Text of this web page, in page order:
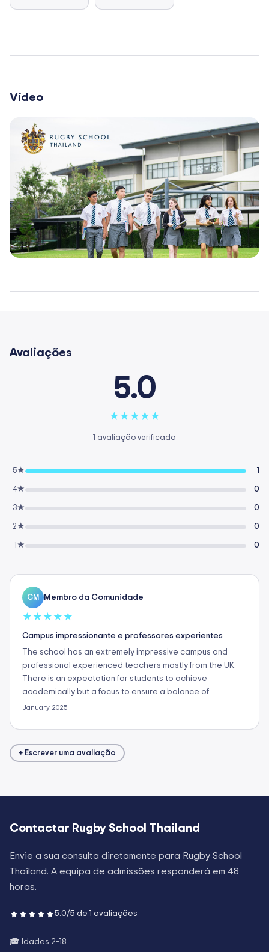
Vídeo
Avaliações
5.0
★ ★ ★ ★ ★
1 avaliação verificada
5★ 1
4★ 0
3★ 0
2★ 0
1★ 0
CM Membro da Comunidade
★ ★ ★ ★ ★
Campus impressionante e professores experientes
The school has an extremely impressive campus and
professional experienced teachers mostly from the UK.
There is an expectation for students to achieve
academically but a focus to ensure a balance of…
January 2025
+ Escrever uma avaliação
Contactar Rugby School Thailand
Envie a sua consulta diretamente para Rugby School
Thailand. A equipa de admissões responderá em 48
horas.
5.0/5 de avaliações
🎓 Idades 2–18